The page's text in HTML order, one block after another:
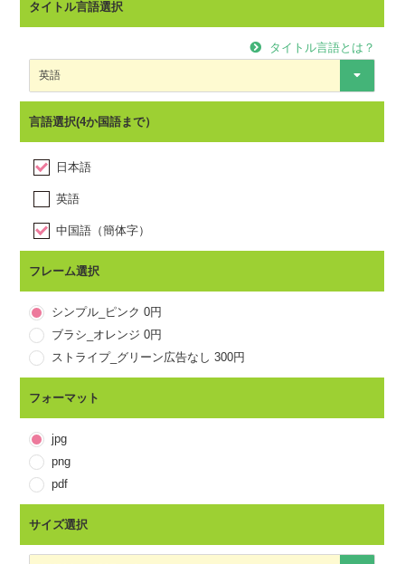
Do you
您有食物过敏吗？
알레르기는 없습니까?
タイトル言語選択
タイトル言語とは？
言語選択(4か国語まで）
日本語
英語
中国語（簡体字）
韓国語
ベトナム語
フレーム選択
シンプル_ピンク 0円
ブラシ_オレンジ 0円
ストライプ_グリーン広告なし 300円
フォーマット
jpg
png
pdf
サイズ選択